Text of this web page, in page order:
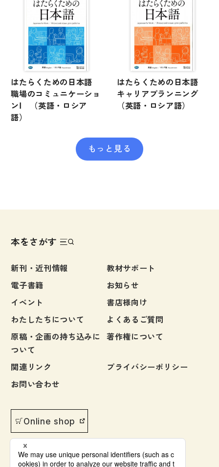
はたらくための日本語
職場のコミュニケーショ
ンⅠ （英語・ロシア
語）
はたらくための日本語
キャリアプランニング
（英語・ロシア語）
もっと見る
本をさがす
新刊・近刊情報
教材サポート
電子書籍
お知らせ
イベント
書店様向け
わたしたちについて
よくあるご質問
原稿・企画の持ち込みに
ついて
著作権について
関連リンク
プライバシーポリシー
お問い合わせ
Online shop